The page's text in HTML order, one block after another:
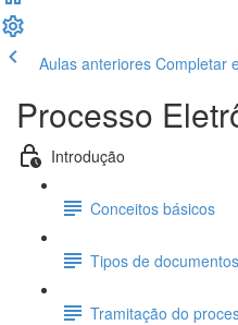
Aulas anteriores Completar
Processo
Introdução
Conceitos básicos
Tipos de documentos
Tramitação do